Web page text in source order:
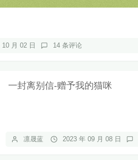
月 02 日 14 条评论
一封离别信-赠予我的猫咪
凛晟蓝 2023 年 09 月 08 日